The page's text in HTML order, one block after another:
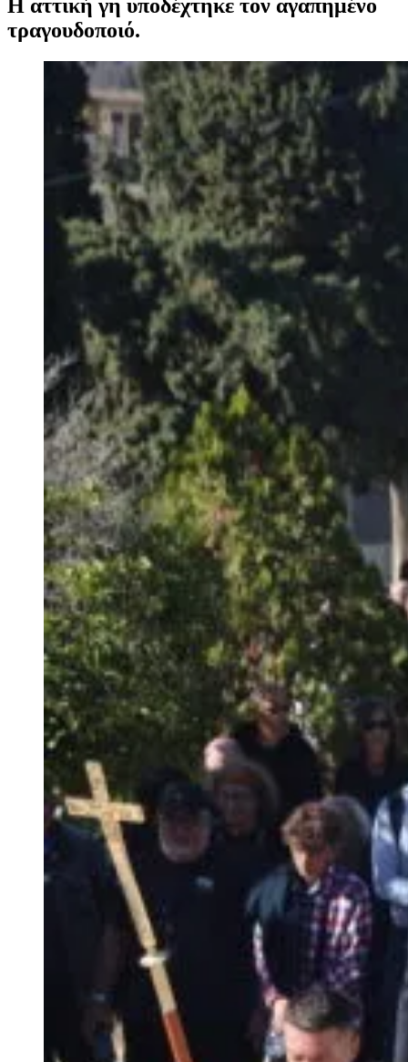
Η αττική γη υποδέχτηκε τον αγαπημένο
τραγουδοποιό.